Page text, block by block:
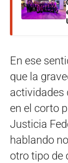
En ese
que la
actividades
en el corto
Justicia
hablando
otro tipo de